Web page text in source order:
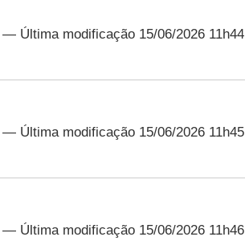
— Última modificação 15/06/2026 11h44
— Última modificação 15/06/2026 11h45
— Última modificação 15/06/2026 11h46